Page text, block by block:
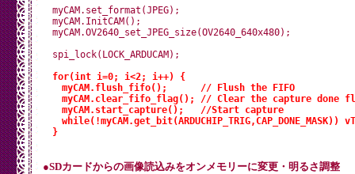
myCAM.set_format(JPEG);
myCAM.InitCAM();
myCAM.OV2640_set_JPEG_size(OV2640_640x480);
spi_lock(LOCK_ARDUCAM);
for(int i=0; i<2; i++) {
myCAM.flush_fifo();      // Flush the FIFO
myCAM.clear_fifo_flag(); // Clear the capture done
myCAM.start_capture();   //Start capture
while(!myCAM.get_bit(ARDUCHIP_TRIG,CAP_DONE_MASK))
}
●SDカードからの画像読込みをオンメモリーに変更・明るさ調整